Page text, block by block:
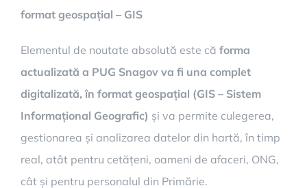
format geospațial – GIS
Elementul de noutate absolută este că forma
actualizată a PUG Snagov va fi una complet
digitalizată, în format geospațial (GIS – Sistem
Informațional Geografic) și va permite culegerea,
gestionarea și analizarea datelor din hartă, în timp
real, atât pentru cetățeni, oameni de afaceri, ONG,
cât și pentru personalul din Primărie.